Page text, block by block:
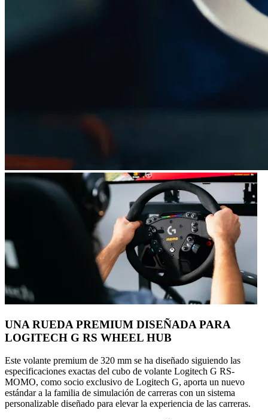
UNA RUEDA PREMIUM DISEÑADA PARA
LOGITECH G RS WHEEL HUB
Este volante premium de 320 mm se ha diseñado siguiendo las
especificaciones exactas del cubo de volante Logitech G RS-
MOMO, como socio exclusivo de Logitech G, aporta un nuevo
estándar a la familia de simulación de carreras con un sistema
personalizable diseñado para elevar la experiencia de las carreras.